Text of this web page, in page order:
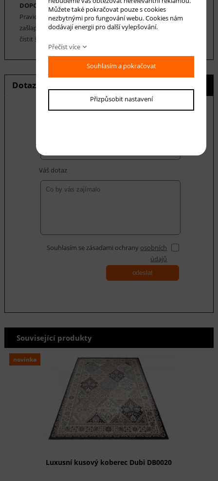
DOPORUČENÁ ÚDRŽBA:
Pravidelné vysávání nečistot z koberce, aby se zabránilo jejich
zašlapání do koberce. Cca jednou za 12-18 měsíců je možné
čistit šamponováním, nebo parní čištění koberce.
Dotaz na produkt
Váš dotaz
Souhlasím se zásadami ochrany osobních
údajů
odeslat
Související produkty
novinka
Luxusní kusový koberec Dubi DB0020
Můžete také pokračovat pouze s cookies
nezbytnými pro fungování webu. Cookies nám
dodávají energii pro další vylepšování.
Přečíst více
Souhlasím a pokračovat
Přizpůsobit nastavení